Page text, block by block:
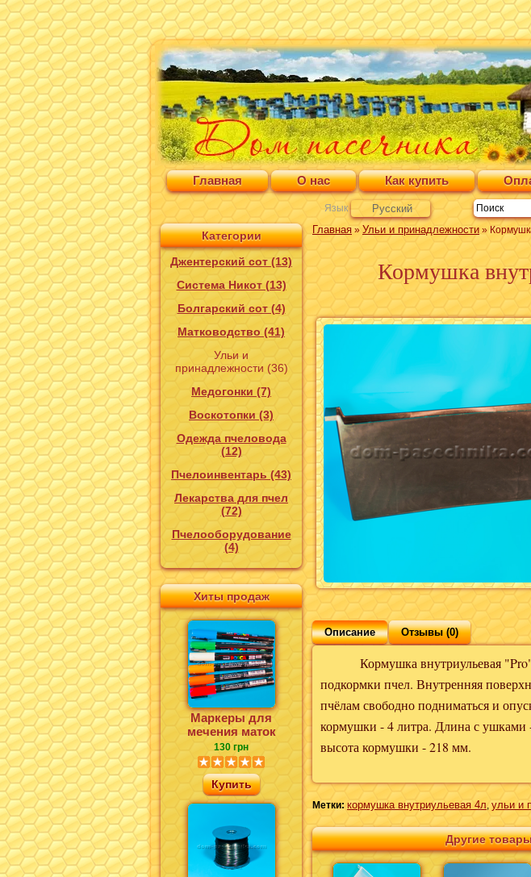
Язык Русский
Главная О нас Как купить
Категории
Джентерский сот (13)
Система Никот (13)
Болгарский сот (4)
Матководство (41)
Ульи и
принадлежности (36)
Медогонки (7)
Воскотопки (3)
Одежда пчеловода
(12)
Пчелоинвентарь (43)
Лекарства для пчел
(72)
Пчелооборудование
(4)
Хиты продаж
Маркеры для
мечения маток
130 грн
Купить
Главная » Ульи и принадлежности »
Кормушка
Описание Отзывы (0)
Кормушка внутриульевая "Pro" -
подкормки пчел. Внутренняя
пчёлам свободно подниматься и
кормушки - 4 литра. Длина с
высота кормушки - 218 мм.
Метки: кормушка внутриульевая 4л, ульи и
Другие